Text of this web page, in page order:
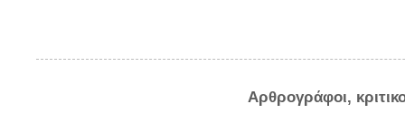
Αρθρογράφοι,